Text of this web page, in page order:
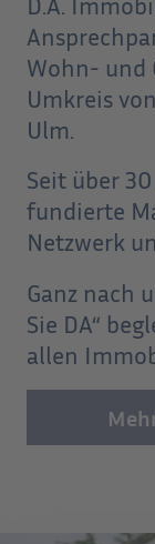
Wohn- und
Umkreis
Ulm.
Seit über
fundierte
Netzwerk
Ganz nach
Sie DA“
allen